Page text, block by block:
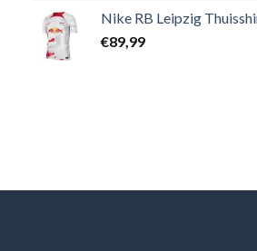
Nike RB Leipzig
€89,99